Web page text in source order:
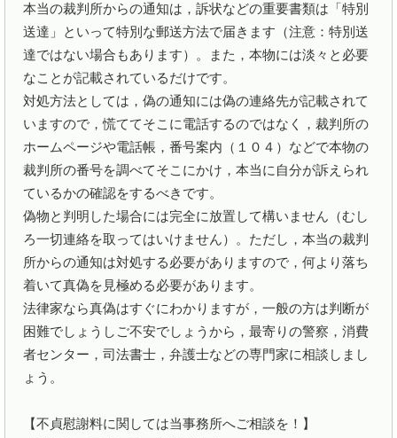
本当の裁判所からの通知は，訴状などの重要書類は「特別
送達」といって特別な郵送方法で届きます（注意：特別送
達ではない場合もあります）。また，本物には淡々と必要
なことが記載されているだけです。
対処方法としては，偽の通知には偽の連絡先が記載されて
いますので，慌ててそこに電話するのではなく，裁判所の
ホームページや電話帳，番号案内（１０４）などで本物の
裁判所の番号を調べてそこにかけ，本当に自分が訴えられ
ているかの確認をするべきです。
偽物と判明した場合には完全に放置して構いません（むし
ろ一切連絡を取ってはいけません）。ただし，本当の裁判
所からの通知は対処する必要がありますので，何より落ち
着いて真偽を見極める必要があります。
法律家なら真偽はすぐにわかりますが，一般の方は判断が
困難でしょうしご不安でしょうから，最寄りの警察，消費
者センター，司法書士，弁護士などの専門家に相談しまし
ょう。
【不貞慰謝料に関しては当事務所へご相談を！】